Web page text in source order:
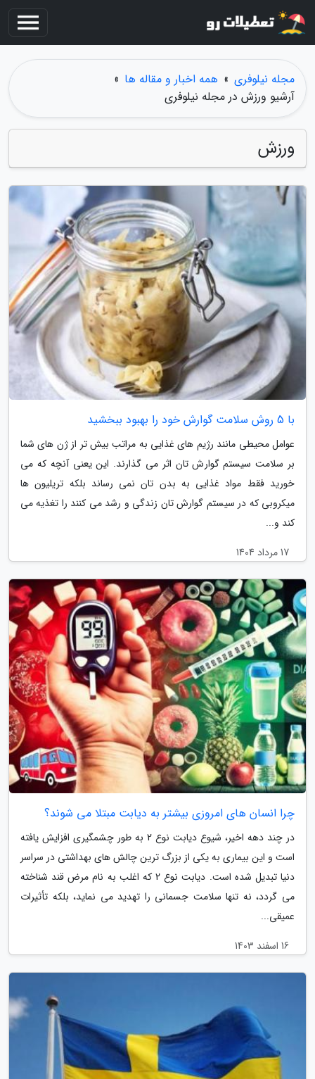
مجله نیلوفری » همه اخبار و مقاله ها »
آرشیو ورزش در مجله نیلوفری
ورزش
با 5 روش سلامت گوارش خود را بهبود ببخشید
عوامل محیطی مانند رژیم های غذایی به مراتب بیش تر از ژن های شما
بر سلامت سیستم گوارش تان اثر می گذارند. این یعنی آنچه که می
خورید فقط مواد غذایی به بدن تان نمی رساند بلکه تریلیون ها
میکروبی که در سیستم گوارش تان زندگی و رشد می کنند را تغذیه می
کند و...
17 مرداد 1404
چرا انسان های امروزی بیشتر به دیابت مبتلا می شوند؟
در چند دهه اخیر، شیوع دیابت نوع 2 به طور چشمگیری افزایش یافته
است و این بیماری به یکی از بزرگ ترین چالش های بهداشتی در سراسر
دنیا تبدیل شده است. دیابت نوع 2 که اغلب به نام مرض قند شناخته
می گردد، نه تنها سلامت جسمانی را تهدید می نماید، بلکه تأثیرات
عمیقی...
16 اسفند 1403